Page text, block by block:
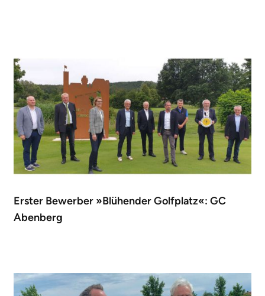
Erster Bewerber »Blühender Golfplatz«: GC
Abenberg